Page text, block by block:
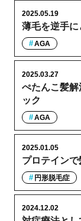
薄毛を逆手に
2025.05.19
AGA
ぺたんこ髪
ック
2025.03.27
AGA
プロテイン
2025.01.05
円形脱毛症
2024.12.02